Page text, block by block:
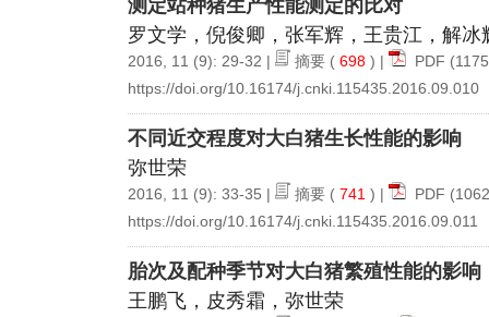
测定站种猪生产性能测定的比对
罗文学，倪俊卿，张军辉，王贵江，解冰
2016, 11 (9): 29-32 | 摘要 ( 698 ) | PDF
https://doi.org/10.16174/j.cnki.115435.2016.09.010
不同近交程度对大白猪生长性能的影响
弥世荣
2016, 11 (9): 33-35 | 摘要 ( 741 ) | PDF
https://doi.org/10.16174/j.cnki.115435.2016.09.011
胎次及配种季节对大白猪繁殖性能的影响
王鹏飞，皮秀霜，弥世荣